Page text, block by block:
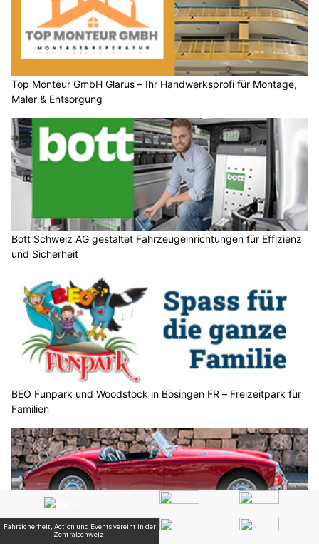
Top Monteur GmbH Glarus – Ihr Handwerksprofi für Montage,
Maler & Entsorgung
Bott Schweiz AG gestaltet Fahrzeugeinrichtungen für Effizienz
und Sicherheit
BEO Funpark und Woodstock in Bösingen FR – Freizeitpark für
Familien